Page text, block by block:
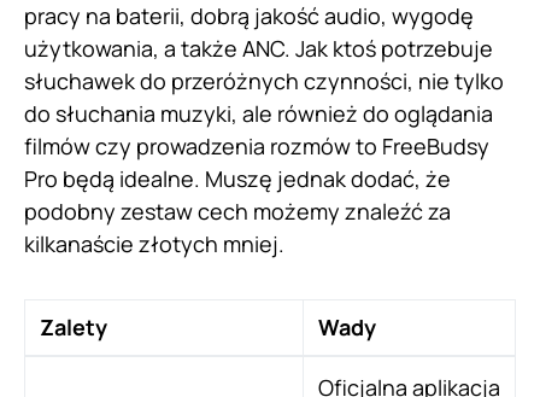
pracy na baterii, dobrą jakość audio, wygodę
użytkowania, a także ANC. Jak ktoś potrzebuje
słuchawek do przeróżnych czynności, nie tylko
do słuchania muzyki, ale również do oglądania
filmów czy prowadzenia rozmów to FreeBudsy
Pro będą idealne. Muszę jednak dodać, że
podobny zestaw cech możemy znaleźć za
kilkanaście złotych mniej.
Zalety Wady
Oficjalna aplikacja